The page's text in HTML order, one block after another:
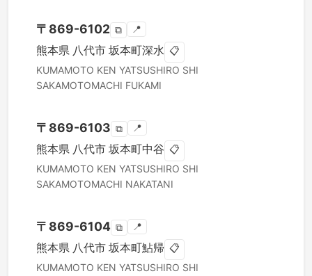
〒 869-6102 ⧉ 📍
熊本県 八代市 坂本町深水 📋
KUMAMOTO KEN YATSUSHIRO SHI
SAKAMOTOMACHI FUKAMI
〒 869-6103 ⧉ 📍
熊本県 八代市 坂本町中谷 📋
KUMAMOTO KEN YATSUSHIRO SHI
SAKAMOTOMACHI NAKATANI
〒 869-6104 ⧉ 📍
熊本県 八代市 坂本町鮎帰 📋
KUMAMOTO KEN YATSUSHIRO SHI